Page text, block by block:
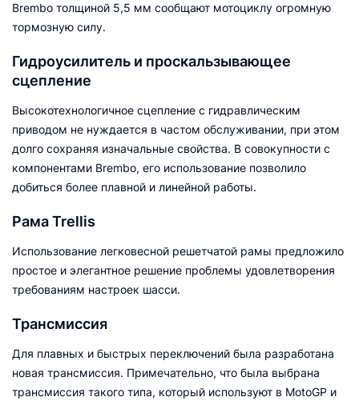
Brembo толщиной 5,5 мм сообщают мотоциклу огромную
тормозную силу.
Гидроусилитель и проскальзывающее
сцепление
Высокотехнологичное сцепление с гидравлическим
приводом не нуждается в частом обслуживании, при этом
долго сохраняя изначальные свойства. В совокупности с
компонентами Brembo, его использование позволило
добиться более плавной и линейной работы.
Рама Trellis
Использование легковесной решетчатой рамы предложило
простое и элегантное решение проблемы удовлетворения
требованиям настроек шасси.
Трансмиссия
Для плавных и быстрых переключений была разработана
новая трансмиссия. Примечательно, что была выбрана
трансмиссия такого типа, который используют в MotoGP и